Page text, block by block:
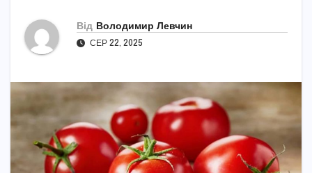
Від Володимир Левчин
СЕР 22, 2025